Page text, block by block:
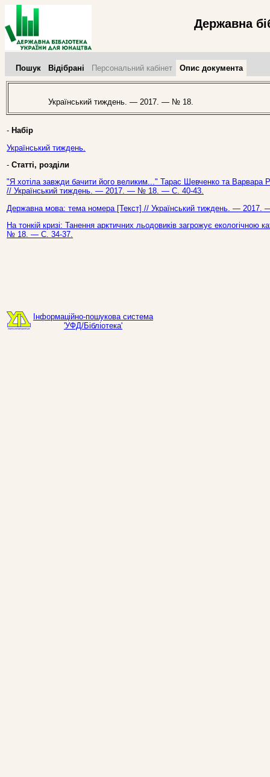
Державна
Пошук Відібрані Персональний кабінет Опис документа
Український тиждень. — 2017. — № 18.
- Набір
Український тиждень.
- Статті, розділи
"Я хотіла завжди бачити його великим..." Тарас Шевченко та Варвара
// Український тиждень. — 2017. — № 18. — С. 40-43.
Державна мова: тема номера [Текст] // Український тиждень. —
На тонкій кризі: Танення арктичних льодовиків загрожує
№ 18. — С. 34-37.
Інформаційно-пошукова система
'УФД/Бібліотека'